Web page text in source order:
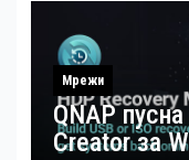
Мрежи
QNAP
Creator за